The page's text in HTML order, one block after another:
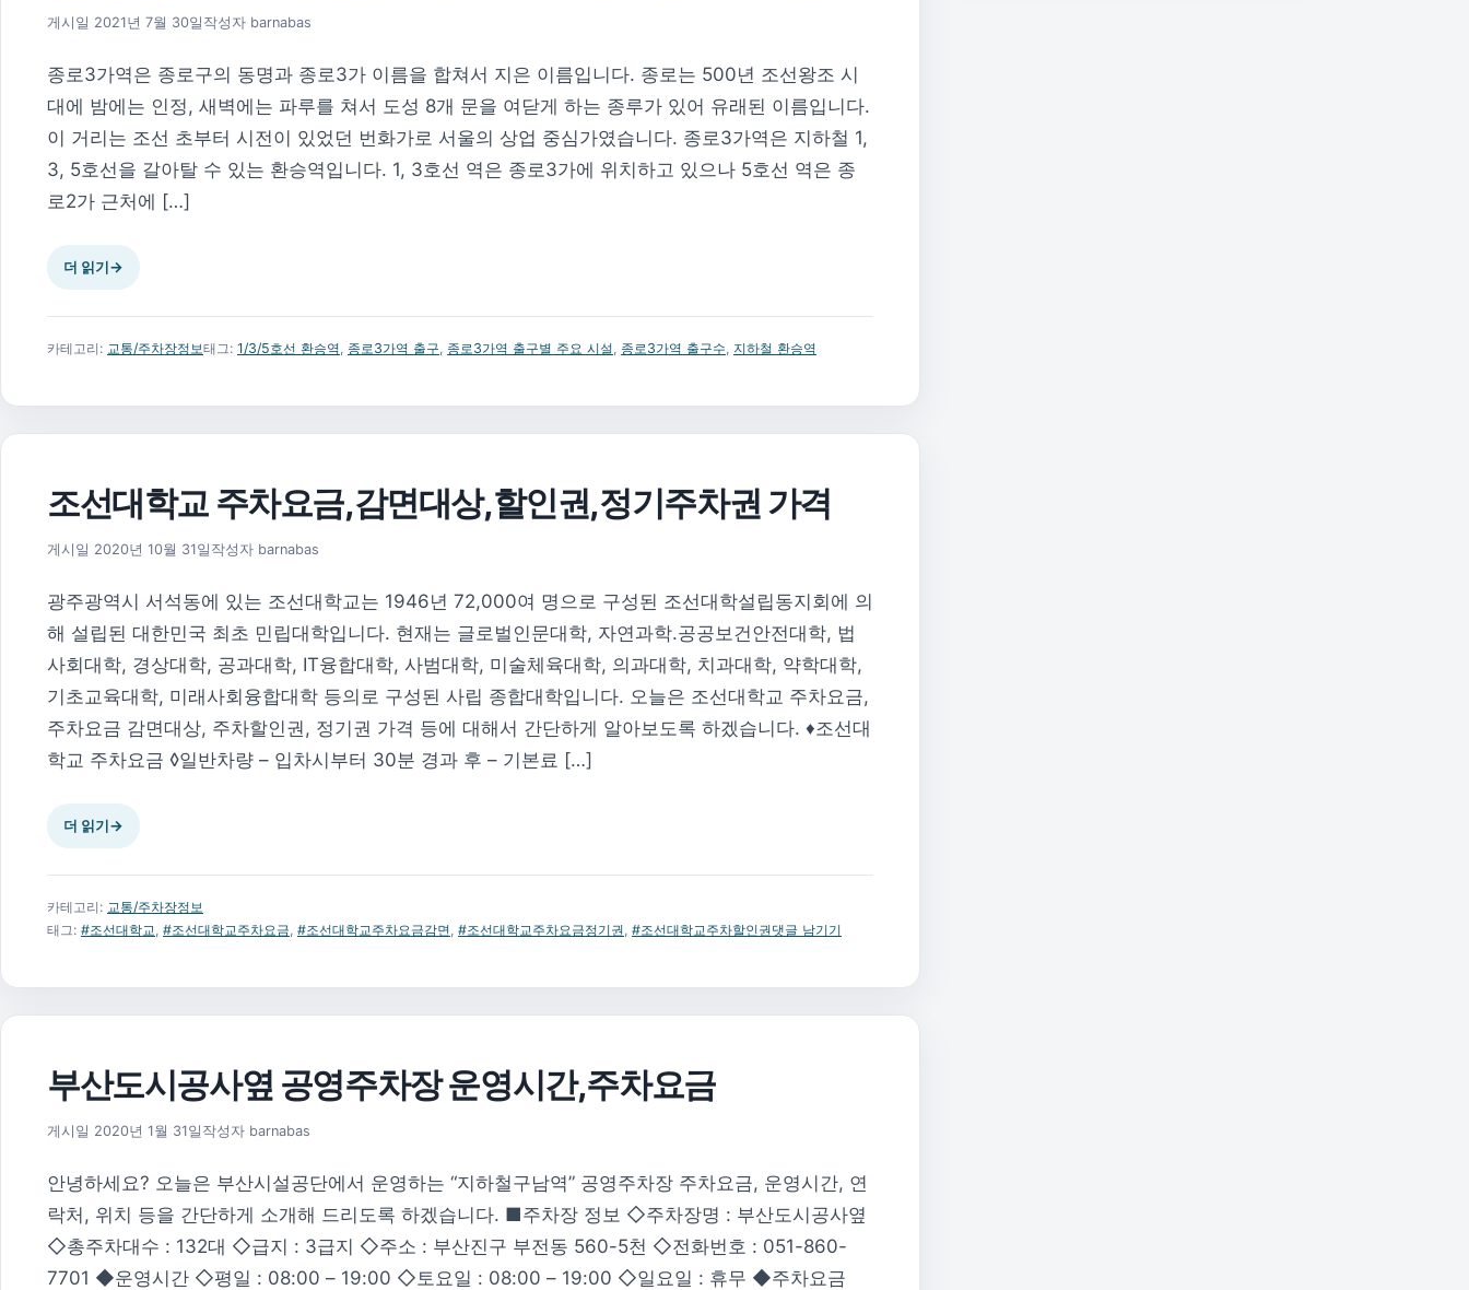
게시일 2021년 7월 30일 2026년 8월 1일
작성자 barnabas
종로3가역은 종로구의 동명과 종로3가 이름을 합쳐서 지은 이름입니다. 종로는 500년 조선왕조 시
대에 밤에는 인정, 새벽에는 파루를 쳐서 도성 8개 문을 여닫게 하는 종루가 있어 유래된 이름입니다.
이 거리는 조선 초부터 시전이 있었던 번화가로 서울의 상업 중심가였습니다. 종로3가역은 지하철 1,
3, 5호선을 갈아탈 수 있는 환승역입니다. 1, 3호선 역은 종로3가에 위치하고 있으나 5호선 역은 종
로2가 근처에 […]
더 읽기→
카테고리: 교통/주차장정보태그: 1/3/5호선 환승역, 종로3가역 출구, 종로3가역 출구별 주요 시설, 종로3가역 출구수, 지하철 환승역
조선대학교 주차요금,감면대상,할인권,정기주차권 가격
게시일 2020년 10월 31일 2026년 8월 1일
작성자 barnabas
광주광역시 서석동에 있는 조선대학교는 1946년 72,000여 명으로 구성된 조선대학설립동지회에 의
해 설립된 대한민국 최초 민립대학입니다. 현재는 글로벌인문대학, 자연과학.공공보건안전대학, 법
사회대학, 경상대학, 공과대학, IT융합대학, 사범대학, 미술체육대학, 의과대학, 치과대학, 약학대학,
기초교육대학, 미래사회융합대학 등의로 구성된 사립 종합대학입니다. 오늘은 조선대학교 주차요금,
주차요금 감면대상, 주차할인권, 정기권 가격 등에 대해서 간단하게 알아보도록 하겠습니다. ♦조선대
학교 주차요금 ◊일반차량 – 입차시부터 30분 경과 후 – 기본료 […]
더 읽기→
카테고리: 교통/주차장정보
태그: #조선대학교, #조선대학교주차요금, #조선대학교주차요금감면, #조선대학교주차요금정기권, #조선대학교주차할인권댓글 남기기
부산도시공사옆 공영주차장 운영시간,주차요금
게시일 2020년 1월 31일 2026년 8월 1일
작성자 barnabas
안녕하세요? 오늘은 부산시설공단에서 운영하는 “지하철구남역” 공영주차장 주차요금, 운영시간, 연
락처, 위치 등을 간단하게 소개해 드리도록 하겠습니다. ■주차장 정보 ◇주차장명 : 부산도시공사옆
◇총주차대수 : 132대 ◇급지 : 3급지 ◇주소 : 부산진구 부전동 560-5천 ◇전화번호 : 051-860-
7701 ◆운영시간 ◇평일 : 08:00 – 19:00 ◇토요일 : 08:00 – 19:00 ◇일요일 : 휴무 ◆주차요금